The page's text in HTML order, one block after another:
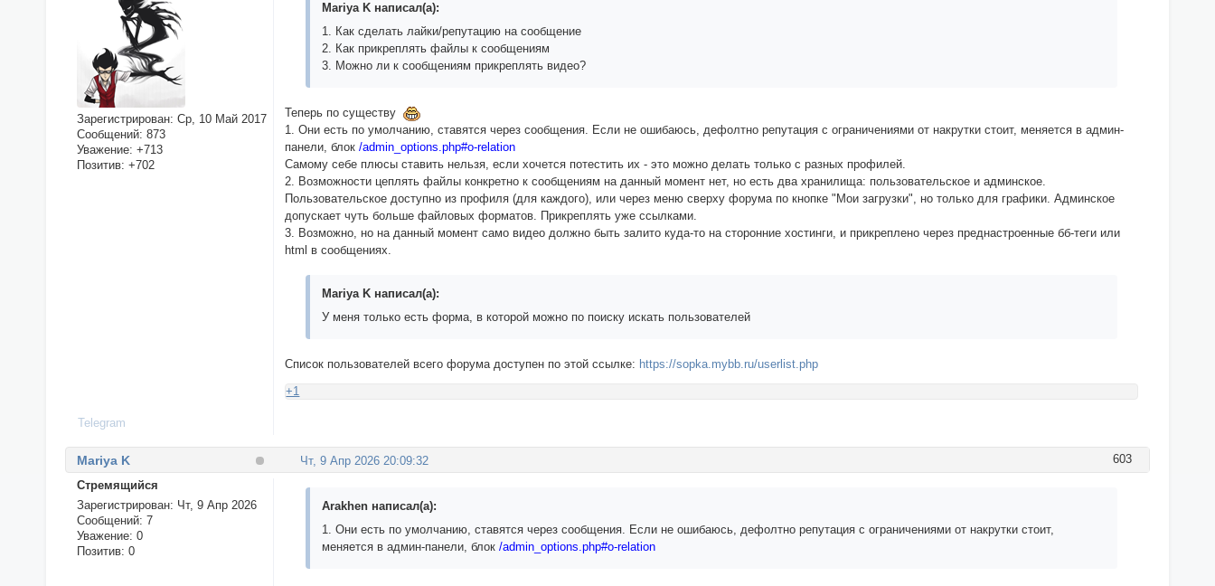
Зарегистрирован: Ср, 10 Май 2017
Сообщений: 873
Уважение: +713
Позитив: +702
Mariya K написал(а):
1. Как сделать лайки/репутацию на сообщение
2. Как прикреплять файлы к сообщениям
3. Можно ли к сообщениям прикреплять видео?
Теперь по существу
1. Они есть по умолчанию, ставятся через сообщения. Если не ошибаюсь, дефолтно репутация с ограничениями от накрутки стоит, меняется в админ-
панели, блок/admin_options.php#o-relation
Самому себе плюсы ставить нельзя, если хочется потестить их - это можно делать только с разных профилей.
2. Возможности цеплять файлы конкретно к сообщениям на данный момент нет, но есть два хранилища: пользовательское и админское.
Пользовательское доступно из профиля (для каждого), или через меню сверху форума по кнопке "Мои загрузки", но только для графики. Админское
допускает чуть больше файловых форматов. Прикреплять уже ссылками.
3. Возможно, но на данный момент само видео должно быть залито куда-то на сторонние хостинги, и прикреплено через преднастроенные бб-теги или
html в сообщениях.
Mariya K написал(а):
У меня только есть форма, в которой можно по поиску искать пользователей
Список пользователей всего форума доступен по этой ссылке: https://sopka.mybb.ru/userlist.php
+1
Telegram
603
Чт, 9 Апр 2026 20:09:32
Mariya K
Стремящийся
Зарегистрирован: Чт, 9 Апр 2026
Сообщений: 7
Уважение: 0
Позитив: 0
Arakhen написал(а):
1. Они есть по умолчанию, ставятся через сообщения. Если не ошибаюсь, дефолтно репутация с ограничениями от накрутки стоит,
меняется в админ-панели, блок/admin_options.php#o-relation